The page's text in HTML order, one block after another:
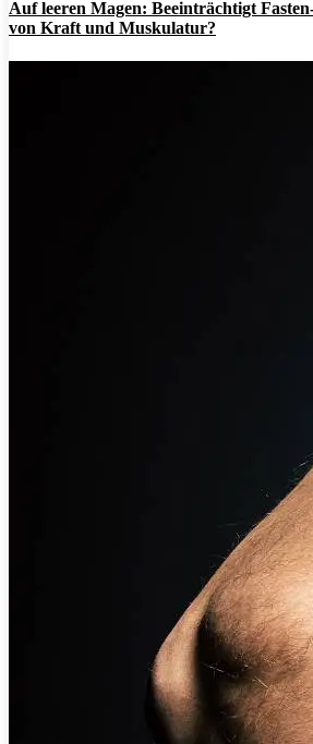
Auf leeren Magen: Beeinträchtigt
von Kraft und Muskulatur?